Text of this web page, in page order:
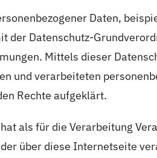
Daten,
der Datenschutz-
Mittels dieser
und verarbeiteten
Rechte aufgeklärt.
hat als für die Verarbeitung
über diese Internetseite